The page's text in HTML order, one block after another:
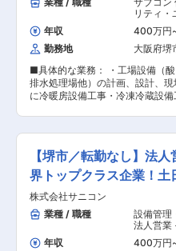
主催している「モノづくり現場
ップ」において当社はパートナ
から表彰され、単なるプラスチッ
なく、高い技術力とモノづくり現
関し高い評価いただいております
の評価・信頼が高いことから、一
す。（自動車でいうTire1に位置） ■企業の将
性：主な取引先であるクボタは国
の生活に欠かせない食料・水・
る事業を展開しており、発展途
要が増してます。その他企業で
社数も増えてきており、セブンイ
ヨーカ堂等、大手との安定した顧
ております。 変更の範囲：
す。 ■業務の流れ： 主に賃貸アパートの建築工
事に係る「事前の段取り」「工事
をお任せします。 ◎事前の段取り ・いつ、どこ
に、何人の業者や重機の手配が必
よび手配 ・作業スケジュール（
し、日程毎にどの作業まで進めるの
事中の進行管理 ・工事中にイレギ
際の対応（再度の日程調整や工
ど） ・安全な現場が運営できて
す。現在は社風として早期退社
年々削減傾向です ・土日祝日休
日です。着工時、完工時は忙しく
のある場合がございますが、しっ
がとれる環境です。 ・フレックス
り、残業が長引いた次の日は遅
対応も柔軟に実施しています ※応援赴任について
※ 現場の受注状況によって応援赴
リティ・
衛生）
年収 400万円
勤務地
大阪府堺
■具体的な業務： ・工場設備（酸
排水処理場他）の計画、設計、
に冷暖房設備工事・冷凍冷蔵設備
します） ・パソコンによる書類
ワード）や図面 （ＡｕｔｏＣａｄ）の作成・修
正作業があります ・顧客は法人
その他特記事項： 休日工事、出張
国家資格（施工管理士他）は賃金
業務内容 ・冷暖房設備工事とはエ
けや移設を行う管工事のことです
設、切り替え、内外接続線の壁
冷凍冷蔵設備工事とは冷蔵庫、冷
【堺市／転勤なし】法
界トップクラス企業！土
株式会社サニコン
業種 / 職種
設備管理
法人営業
年収
400万円